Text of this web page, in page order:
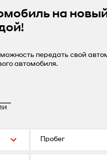
на
передать свой
автомобиля.
Пробег